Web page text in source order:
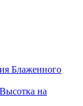
Блаженного
Высотка на